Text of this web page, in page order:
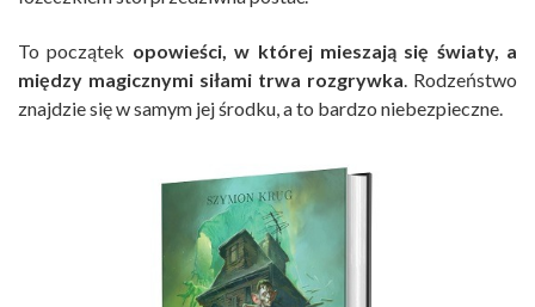
To początek opowieści, w której mieszają się światy, a
między magicznymi siłami trwa rozgrywka. Rodzeństwo
znajdzie się w samym jej środku, a to bardzo niebezpieczne.